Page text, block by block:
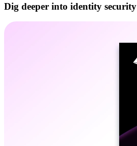
Dig deeper into identity security